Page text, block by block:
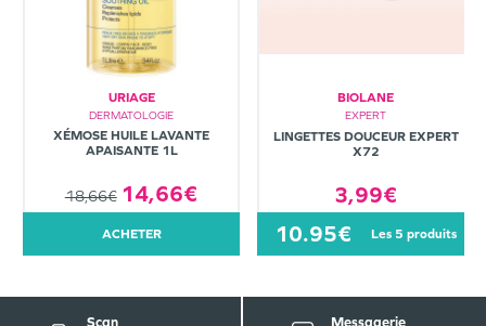
URIAGE
DERMATOLOGIE
XÉMOSE HUILE LAVANTE
APAISANTE 1L
18,66€ 14,66€
ACHETER
BIOLANE
EXPERT
LINGETTES DOUCEUR EXPERT
X72
3,99€
10.95€ les 5 produits
Scan
Messagerie